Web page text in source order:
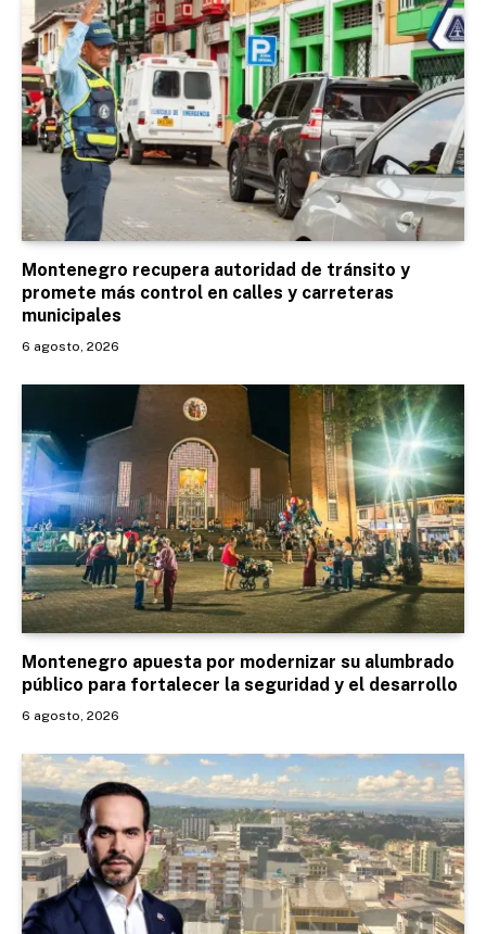
Montenegro recupera autoridad de tránsito y
promete más control en calles y carreteras
municipales
6 agosto, 2026
Montenegro apuesta por modernizar su alumbrado
público para fortalecer la seguridad y el desarrollo
6 agosto, 2026